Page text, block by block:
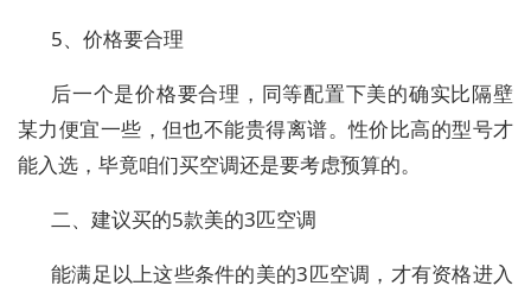
5、价格要合理
后一个是价格要合理，同等配置下美的确实比隔壁
某力便宜一些，但也不能贵得离谱。性价比高的型号才
能入选，毕竟咱们买空调还是要考虑预算的。
二、建议买的5款美的3匹空调
能满足以上这些条件的美的3匹空调，才有资格进入